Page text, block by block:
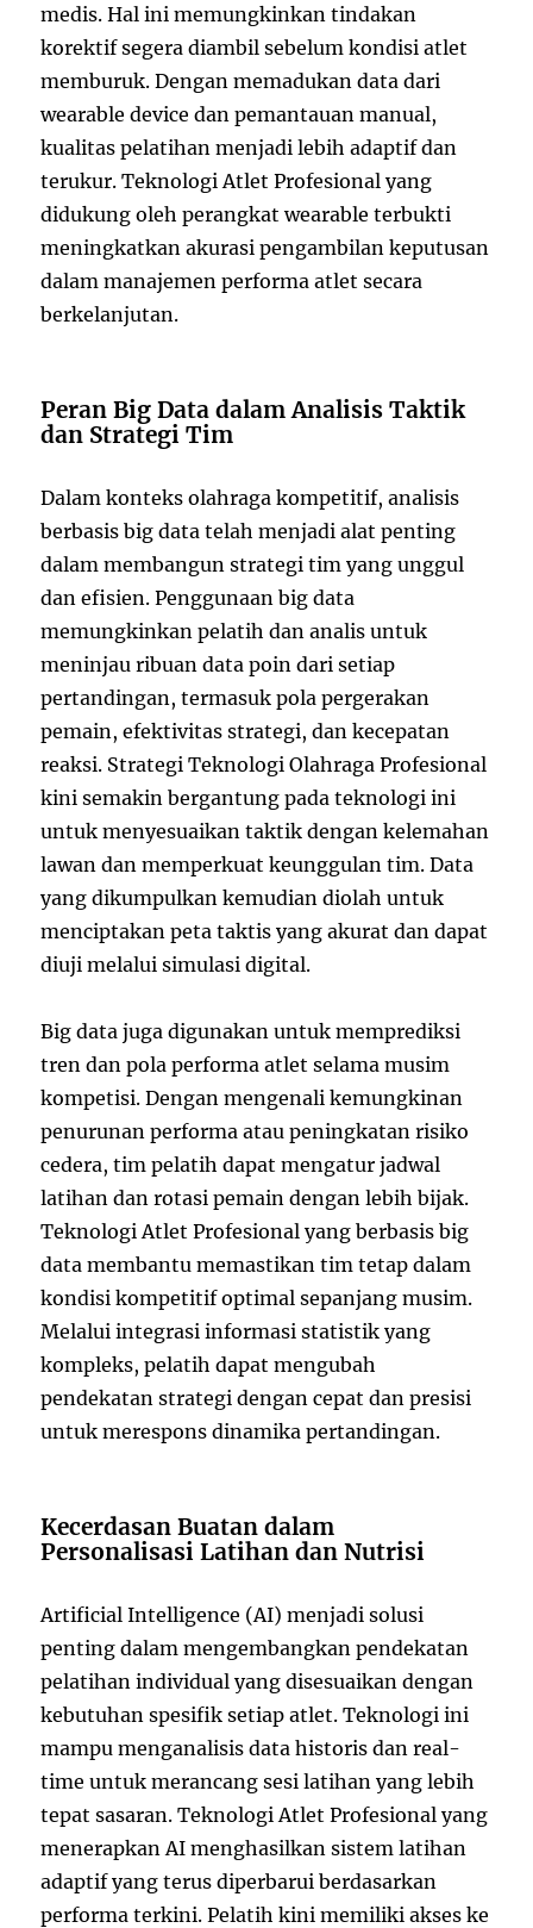
medis. Hal ini memungkinkan tindakan
korektif segera diambil sebelum kondisi atlet
memburuk. Dengan memadukan data dari
wearable device dan pemantauan manual,
kualitas pelatihan menjadi lebih adaptif dan
terukur. Teknologi Atlet Profesional yang
didukung oleh perangkat wearable terbukti
meningkatkan akurasi pengambilan keputusan
dalam manajemen performa atlet secara
berkelanjutan.
Peran Big Data dalam Analisis Taktik
dan Strategi Tim
Dalam konteks olahraga kompetitif, analisis
berbasis big data telah menjadi alat penting
dalam membangun strategi tim yang unggul
dan efisien. Penggunaan big data
memungkinkan pelatih dan analis untuk
meninjau ribuan data poin dari setiap
pertandingan, termasuk pola pergerakan
pemain, efektivitas strategi, dan kecepatan
reaksi. StrategiTeknologi Olahraga Profesional
kini semakin bergantung pada teknologi ini
untuk menyesuaikan taktik dengan kelemahan
lawan dan memperkuat keunggulan tim. Data
yang dikumpulkan kemudian diolah untuk
menciptakan peta taktis yang akurat dan dapat
diuji melalui simulasi digital.
Big data juga digunakan untuk memprediksi
tren dan pola performa atlet selama musim
kompetisi. Dengan mengenali kemungkinan
penurunan performa atau peningkatan risiko
cedera, tim pelatih dapat mengatur jadwal
latihan dan rotasi pemain dengan lebih bijak.
Teknologi Atlet Profesional yang berbasis big
data membantu memastikan tim tetap dalam
kondisi kompetitif optimal sepanjang musim.
Melalui integrasi informasi statistik yang
kompleks, pelatih dapat mengubah
pendekatan strategi dengan cepat dan presisi
untuk merespons dinamika pertandingan.
Kecerdasan Buatan dalam
Personalisasi Latihan dan Nutrisi
Artificial Intelligence (AI) menjadi solusi
penting dalam mengembangkan pendekatan
pelatihan individual yang disesuaikan dengan
kebutuhan spesifik setiap atlet. Teknologi ini
mampu menganalisis data historis dan real-
time untuk merancang sesi latihan yang lebih
tepat sasaran. Teknologi Atlet Profesional yang
menerapkan AI menghasilkan sistem latihan
adaptif yang terus diperbarui berdasarkan
performa terkini. Pelatih kini memiliki akses ke